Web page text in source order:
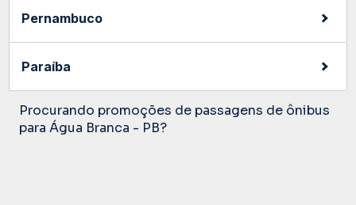
Pernambuco
Paraíba
Procurando promoções de passagens de ônibus
para Água Branca - PB?